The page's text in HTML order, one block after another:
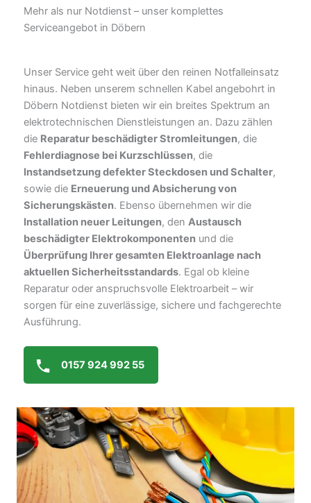
Mehr als nur Notdienst – unser komplettes
Serviceangebot in Döbern
Unser Service geht weit über den reinen Notfalleinsatz
hinaus. Neben unserem schnellen Kabel angebohrt in
Döbern Notdienst bieten wir ein breites Spektrum an
elektrotechnischen Dienstleistungen an. Dazu zählen
die Reparatur beschädigter Stromleitungen, die
Fehlerdiagnose bei Kurzschlüssen, die
Instandsetzung defekter Steckdosen und Schalter,
sowie die Erneuerung und Absicherung von
Sicherungskästen. Ebenso übernehmen wir die
Installation neuer Leitungen, den Austausch
beschädigter Elektrokomponenten und die
Überprüfung Ihrer gesamten Elektroanlage nach
aktuellen Sicherheitsstandards. Egal ob kleine
Reparatur oder anspruchsvolle Elektroarbeit – wir
sorgen für eine zuverlässige, sichere und fachgerechte
Ausführung.
0157 924 992 55